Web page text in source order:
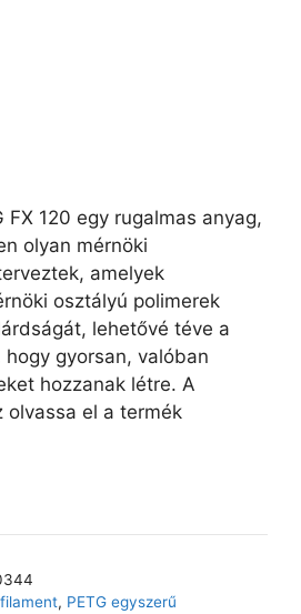
FX 120 egy rugalmas anyag,
olyan mérnöki
amelyek
osztályú polimerek
lehetővé téve a
gyorsan, valóban
hozzanak létre. A
olvassa el a termék
filament, PETG egyszerű